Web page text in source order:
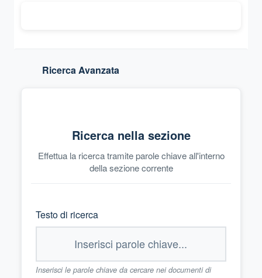
Ricerca Avanzata
Ricerca nella sezione
Effettua la ricerca tramite parole chiave all'interno
della sezione corrente
Testo di ricerca
Inserisci le parole chiave da cercare nei documenti di